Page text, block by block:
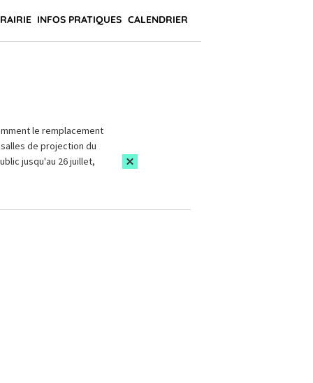
INFOS PRATIQUES CALENDRIER
le remplacement
de projection du
jusqu'au 26 juillet,